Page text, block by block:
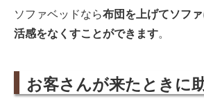
ソファベッドなら布団を上げてソフ
活感をなくすことができます。
お客さんが来たときに